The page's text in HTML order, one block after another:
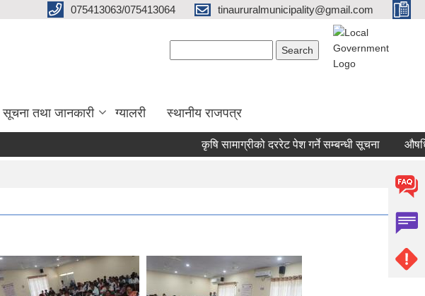
075413063/075413064 tinaururalmunicipality@gmail.com
सूचना तथा जानकारी ग्यालरी स्थानीय राजपत्र
कृषि सामाग्रीको दररेट पेश गर्ने सम्बन्धी सूचना औषधि